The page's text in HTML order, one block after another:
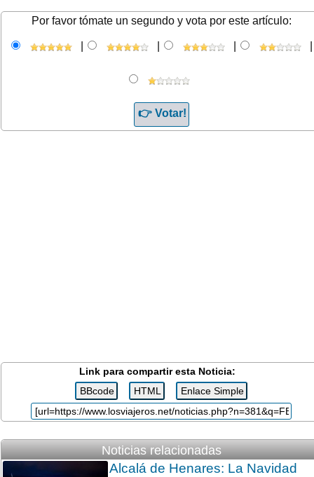
Por favor tómate un segundo y vota por este artículo:
Link para compartir esta Noticia:
Noticias relacionadas
Alcalá de Henares: La Navidad